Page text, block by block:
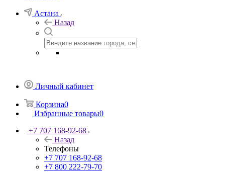
Астана
Назад
Личный кабинет
Корзина0
Избранные товары0
+7 707 168-92-68
Назад
Телефоны
+7 707 168-92-68
+7 800 222-79-70